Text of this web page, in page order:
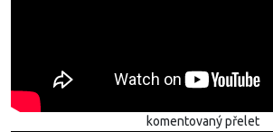
komentovaný přelet